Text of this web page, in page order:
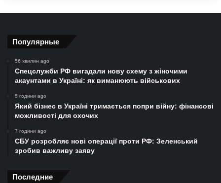
Популярные
56 хвилин ago
Спецслужби РФ вигадали нову схему з жіночими
акаунтами в Україні: як виманюють військових
5 години ago
Який бізнес в Україні тримається попри війну: фінансові
можливості для охочих
7 години ago
СБУ розробляє нові операції проти РФ: Зеленський
зробив важливу заяву
Последние